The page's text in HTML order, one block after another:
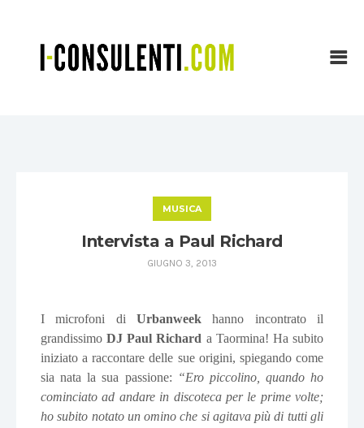
MUSICA
Intervista a Paul Richard
GIUGNO 3, 2013
I microfoni di Urbanweek hanno incontrato il
grandissimoDJ Paul Richard a Taormina! Ha subito
iniziato a raccontare delle sue origini, spiegando come
sia nata la sua passione: “Ero piccolino, quando ho
cominciato ad andare in discoteca per le prime volte;
ho subito notato un omino che si agitava più di tutti gli